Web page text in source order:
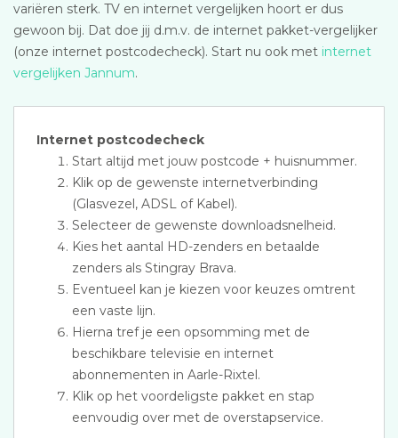
variëren sterk. TV en internet vergelijken hoort er dus
gewoon bij. Dat doe jij d.m.v. de internet pakket-vergelijker
(onze internet postcodecheck). Start nu ook met internet
vergelijken Jannum.
Internet postcodecheck
Start altijd met jouw postcode + huisnummer.
Klik op de gewenste internetverbinding
(Glasvezel, ADSL of Kabel).
Selecteer de gewenste downloadsnelheid.
Kies het aantal HD-zenders en betaalde
zenders als Stingray Brava.
Eventueel kan je kiezen voor keuzes omtrent
een vaste lijn.
Hierna tref je een opsomming met de
beschikbare televisie en internet
abonnementen in Aarle-Rixtel.
Klik op het voordeligste pakket en stap
eenvoudig over met de overstapservice.